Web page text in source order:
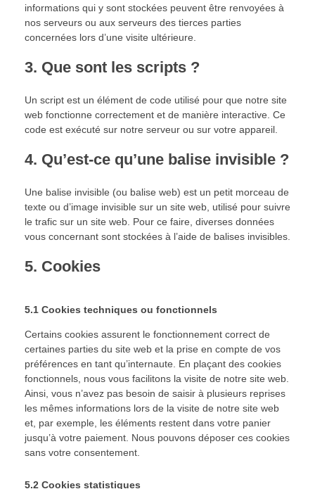
informations qui y sont stockées peuvent être renvoyées à
nos serveurs ou aux serveurs des tierces parties
concernées lors d’une visite ultérieure.
3. Que sont les scripts ?
Un script est un élément de code utilisé pour que notre site
web fonctionne correctement et de manière interactive. Ce
code est exécuté sur notre serveur ou sur votre appareil.
4. Qu’est-ce qu’une balise invisible ?
Une balise invisible (ou balise web) est un petit morceau de
texte ou d’image invisible sur un site web, utilisé pour suivre
le trafic sur un site web. Pour ce faire, diverses données
vous concernant sont stockées à l’aide de balises invisibles.
5. Cookies
5.1 Cookies techniques ou fonctionnels
Certains cookies assurent le fonctionnement correct de
certaines parties du site web et la prise en compte de vos
préférences en tant qu’internaute. En plaçant des cookies
fonctionnels, nous vous facilitons la visite de notre site web.
Ainsi, vous n’avez pas besoin de saisir à plusieurs reprises
les mêmes informations lors de la visite de notre site web
et, par exemple, les éléments restent dans votre panier
jusqu’à votre paiement. Nous pouvons déposer ces cookies
sans votre consentement.
5.2 Cookies statistiques